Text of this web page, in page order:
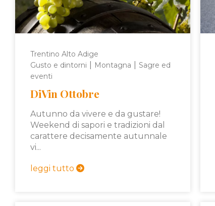
Trentino Alto Adige
Gusto e dintorni
Montagna
Sagre ed
eventi
DiVin Ottobre
Autunno da vivere e da gustare!
Weekend di sapori e tradizioni dal
carattere decisamente autunnale
vi...
leggi tutto